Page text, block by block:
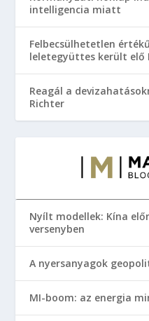
intelligencia miatt
Felbecsülhetetlen
leletegyüttes került elő
Reagál a
Richter
Nyílt modellek: Kína
versenyben
A nyersanyagok
MI-boom: az energia